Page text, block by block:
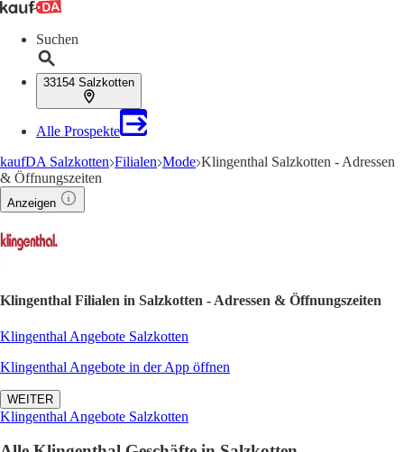
Suchen
33154 Salzkotten
Alle Prospekte
kaufDA Salzkotten Filialen Mode Klingenthal Salzkotten - Adressen
& Öffnungszeiten
Anzeigen
Klingenthal Filialen in Salzkotten - Adressen & Öffnungszeiten
Klingenthal Angebote Salzkotten
Klingenthal Angebote in der App öffnen
WEITER
Klingenthal Angebote Salzkotten